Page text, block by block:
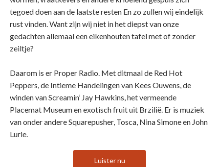
tegoed doen aan de laatste resten En zo zullen wij eindelijk
rust vinden. Want zijn wij niet in het diepst van onze
gedachten allemaal een eikenhouten tafel met of zonder
zeiltje?
Daarom is er Proper Radio. Met ditmaal de Red Hot
Peppers, de Intieme Handelingen van Kees Ouwens, de
winden van Screamin’ Jay Hawkins, het vermeende
Placemat Museum en exotisch fruit uit Brzilië. Er is muziek
van onder andere Squarepusher, Tosca, Nina Simone en John
Lurie.
Luister nu